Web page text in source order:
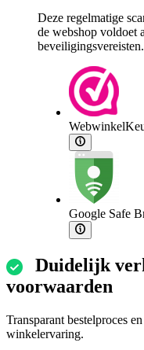
Deze regelmatige
de webshop voldoet
beveiligingsvereisten.
Google Safe
Duidelijk
voorwaarden
Transparant bestelproces
winkelervaring.